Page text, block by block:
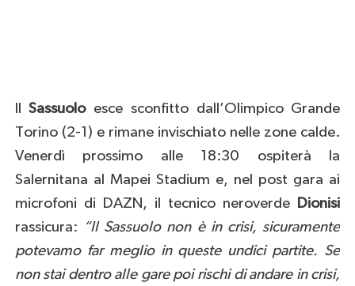
IlSassuoloesce sconfitto dall’Olimpico Grande
Torino (2-1) e rimane invischiato nelle zone calde.
Venerdì prossimo alle 18:30 ospiterà la
Salernitana al Mapei Stadium e, nel post gara ai
microfoni di DAZN, il tecnico neroverde
Dionisi
rassicura:
“Il Sassuolo non è in crisi, sicuramente
potevamo far meglio in queste undici partite. Se
non stai dentro alle gare poi rischi di andare in crisi,